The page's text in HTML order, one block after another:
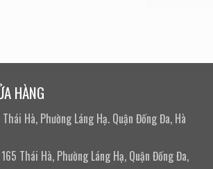
HÀNG
Thái Hà, Phường Láng Hạ. Quận Đống Đa, Hà
Thái Hà, Phường Láng Hạ, Quận Đống Đa,